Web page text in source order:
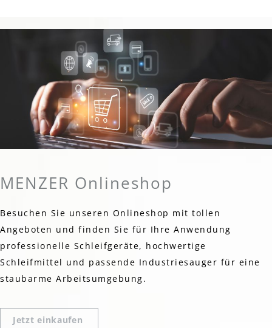
MENZER Onlineshop
Besuchen Sie unseren Onlineshop mit tollen
Angeboten und finden Sie für Ihre Anwendung
professionelle Schleifgeräte, hochwertige
Schleifmittel und passende Industriesauger für eine
staubarme Arbeitsumgebung.
Jetzt einkaufen